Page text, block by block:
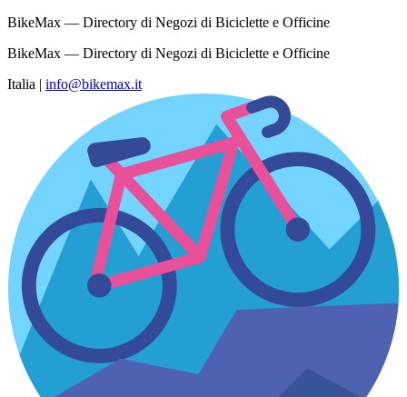
BikeMax — Directory di Negozi di Biciclette e Officine
BikeMax — Directory di Negozi di Biciclette e Officine
Italia | info@bikemax.it